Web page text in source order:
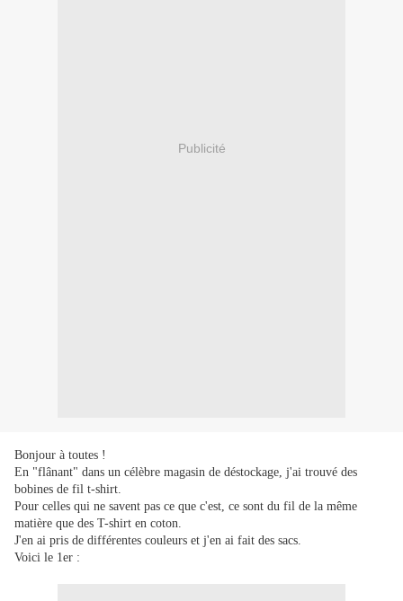
Publicité
Bonjour à toutes !
En "flânant" dans un célèbre magasin de déstockage, j'ai trouvé des
bobines de fil t-shirt.
Pour celles qui ne savent pas ce que c'est, ce sont du fil de la même
matière que des T-shirt en coton.
J'en ai pris de différentes couleurs et j'en ai fait des sacs.
Voici le 1er :